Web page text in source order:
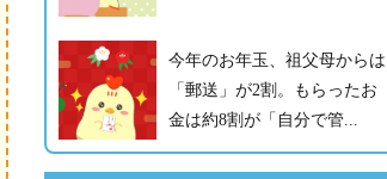
今年のお年玉、祖父母からは
「郵送」が2割。もらったお
金は約8割が「自分で管...